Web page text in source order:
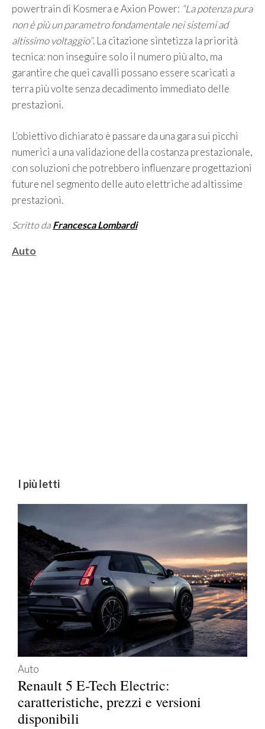
powertrain di Kosmera e Axion Power: “La potenza pura
non è più un parametro fondamentale nei sistemi ad
altissimo voltaggio”. La citazione sintetizza la priorità
tecnica: non inseguire solo il numero più alto, ma
garantire che quei cavalli possano essere scaricati a
terra più volte senza decadimento immediato delle
prestazioni.
L’obiettivo dichiarato è passare da una gara sui picchi
numerici a una validazione della costanza prestazionale,
con soluzioni che potrebbero influenzare progettazioni
future nel segmento delle auto elettriche ad altissime
prestazioni.
Scritto da Francesca Lombardi
Categorie
Auto
I più letti
Auto
Renault 5 E-Tech Electric:
caratteristiche, prezzi e versioni
disponibili